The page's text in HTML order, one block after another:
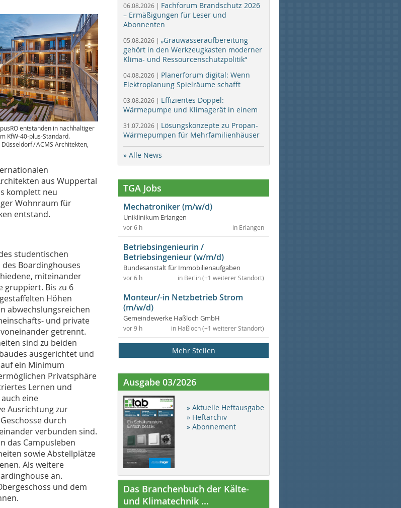
entstanden in nachhaltiger
KfW-40-plus-Standard.
/ ACMS Architekten,
aus Wuppertal
komplett neu
Wohnraum für
entstand.
studentischen
Boardinghouses
miteinander
gruppiert. Bis zu 6
Höhen
­abwechslungsreichen
und private
getrennt.
sind zu beiden
ausgerichtet und
ein Minimum
Privatsphäre
Lernen und
eine
Ausrichtung zur
durch
verbunden sind.
das Campusleben
sowie Abstellplätze
Als weitere
an.
und dem
06.08.2026 | Fachforum Brandschutz 2026
– Ermäßigungen für Leser und
Abonnenten
05.08.2026 | „Grauwasseraufbereitung
gehört in den Werkzeugkasten moderner
Klima- und Ressourcenschutzpolitik“
04.08.2026 | Planerforum digital: Wenn
Elektroplanung Spielräume schafft
03.08.2026 | Effizientes Doppel:
Wärmepumpe und Klimagerät in einem
31.07.2026 | Lösungskonzepte zu Propan-
Wärmepumpen für Mehrfamilienhäuser
» Alle News
TGA Jobs
Mechatroniker (m/w/d)
Uniklinikum Erlangen
in Erlangen
vor 6 h
Betriebsingenieurin /
Betriebsingenieur (w/m/d)
Bundesanstalt für Immobilienaufgaben
in Berlin (+1 weiterer Standort)
vor 6 h
Monteur/-in Netzbetrieb Strom
(m/w/d)
Gemeindewerke Haßloch GmbH
in Haßloch (+1 weiterer Standort)
vor 9 h
Mehr Stellen
Ausgabe 03/2026
» Aktuelle Heftausgabe
» Heftarchiv
» Abonnement
Das Branchenbuch der Kälte-
und Klimatechnik ...